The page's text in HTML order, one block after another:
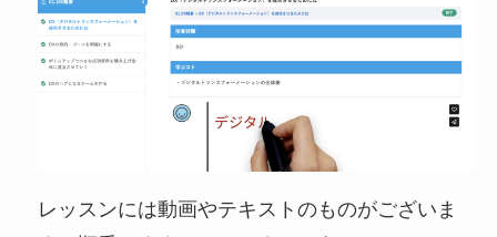
レッスンには動画やテキストのものがございま